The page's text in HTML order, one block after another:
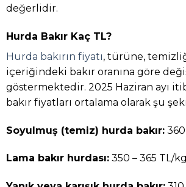
değerlidir.
Hurda Bakır Kaç TL?
Hurda bakırın fiyatı, türüne,
içeriğindeki bakır oranına göre
göstermektedir. 2025 Haziran ayı
bakır fiyatları ortalama olarak şu
Soyulmuş (temiz) hurda bakır:360
Lama bakır hurdası:350 – 365 TL/kg